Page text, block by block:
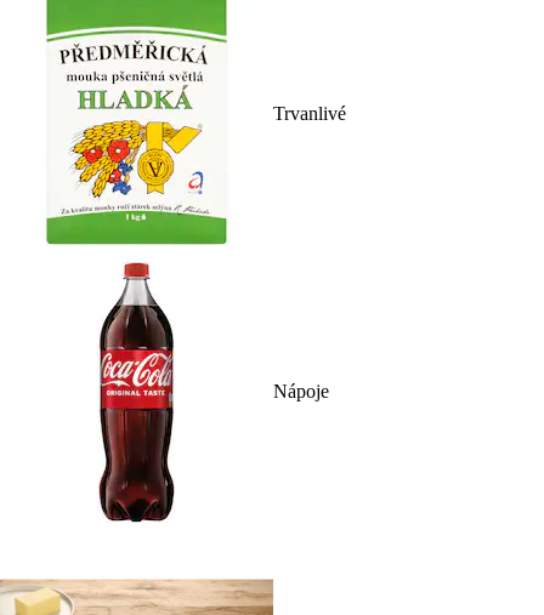
Trvanlivé
Nápoje